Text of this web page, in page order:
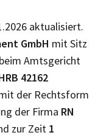
aktualisiert.
GmbH mit Sitz
Amtsgericht
42162
der Rechtsform
der Firma RN
zur Zeit 1